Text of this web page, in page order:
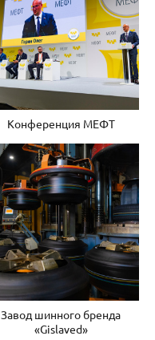
Конференция МЕФТ
Завод шинного бренда
«Gislaved»